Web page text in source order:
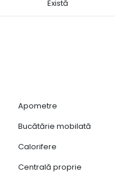
Există
Apometre
Bucătărie mobilată
Calorifere
Centrală proprie